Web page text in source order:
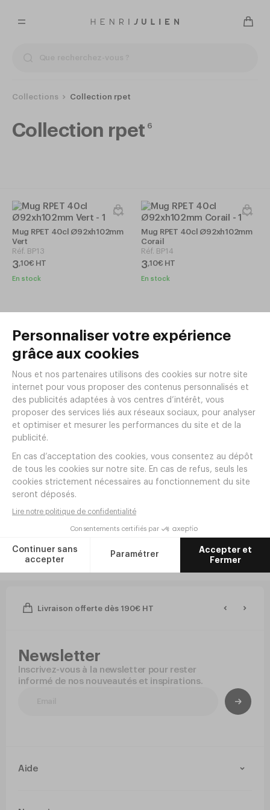
Collections Collection rpet
Collection rpet 6
Mug RPET 40cl Ø92xh102mm
Vert
Réf. BP13
3,10€ HT
En stock
Mug RPET 40cl Ø92xh102mm
Corail
Réf. BP14
3,10€ HT
En stock
Bol RPET Ø146xh56mm 60cl
Gris
Réf. BP15
3,20€ HT
En réapprovisionnement
Réf. BP16
4,05€ HT
En stock
Assiette plate RPET Ø222mm
Gris
Réf. BP17
3 €
Assiette plate RPET Ø275mm
Gris
Livraison offerte dès 190€ HT
Newsletter
Inscrivez-vous à la newsletter pour rester
informé de nos nouveautés et inspirations.
Aide
Livraison et retours